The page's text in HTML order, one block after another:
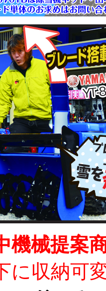
機械提案
に収納可